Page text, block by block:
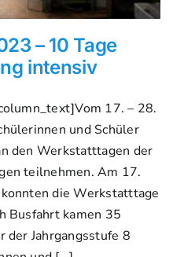
– 10 Tage
intensiv
17. – 28.
und Schüler
den Werkstatttagen der
teilnehmen. Am 17.
die Werkstatttage
Busfahrt kamen 35
der Jahrgangsstufe 8